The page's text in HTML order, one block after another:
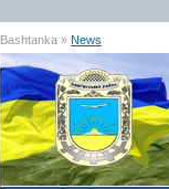
Bashtanka » News